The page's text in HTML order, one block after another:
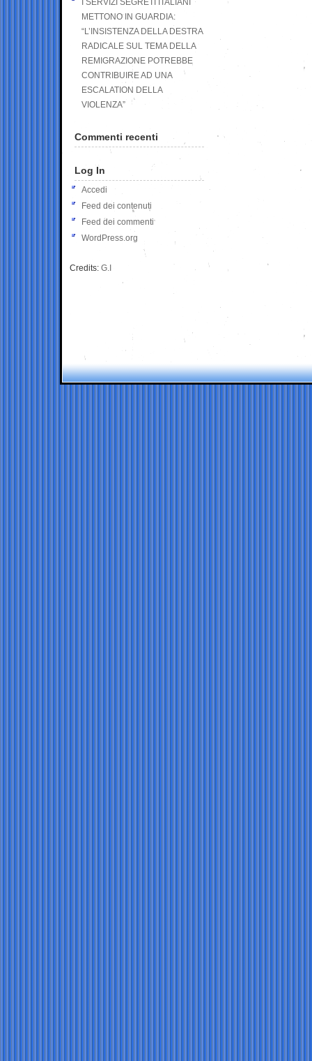
I SERVIZI SEGRETI ITALIANI
METTONO IN GUARDIA:
“L’INSISTENZA DELLA DESTRA
RADICALE SUL TEMA DELLA
REMIGRAZIONE POTREBBE
CONTRIBUIRE AD UNA
ESCALATION DELLA
VIOLENZA”
Commenti recenti
Log In
Accedi
Feed dei contenuti
Feed dei commenti
WordPress.org
Credits: G.I